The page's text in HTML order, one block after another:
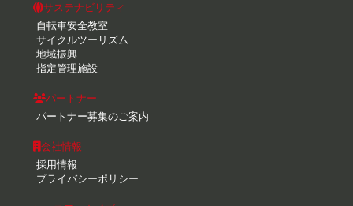
サステナビリティ
自転車安全教室
サイクルツーリズム
地域振興
指定管理施設
パートナー
パートナー募集のご案内
会社情報
採用情報
プライバシーポリシー